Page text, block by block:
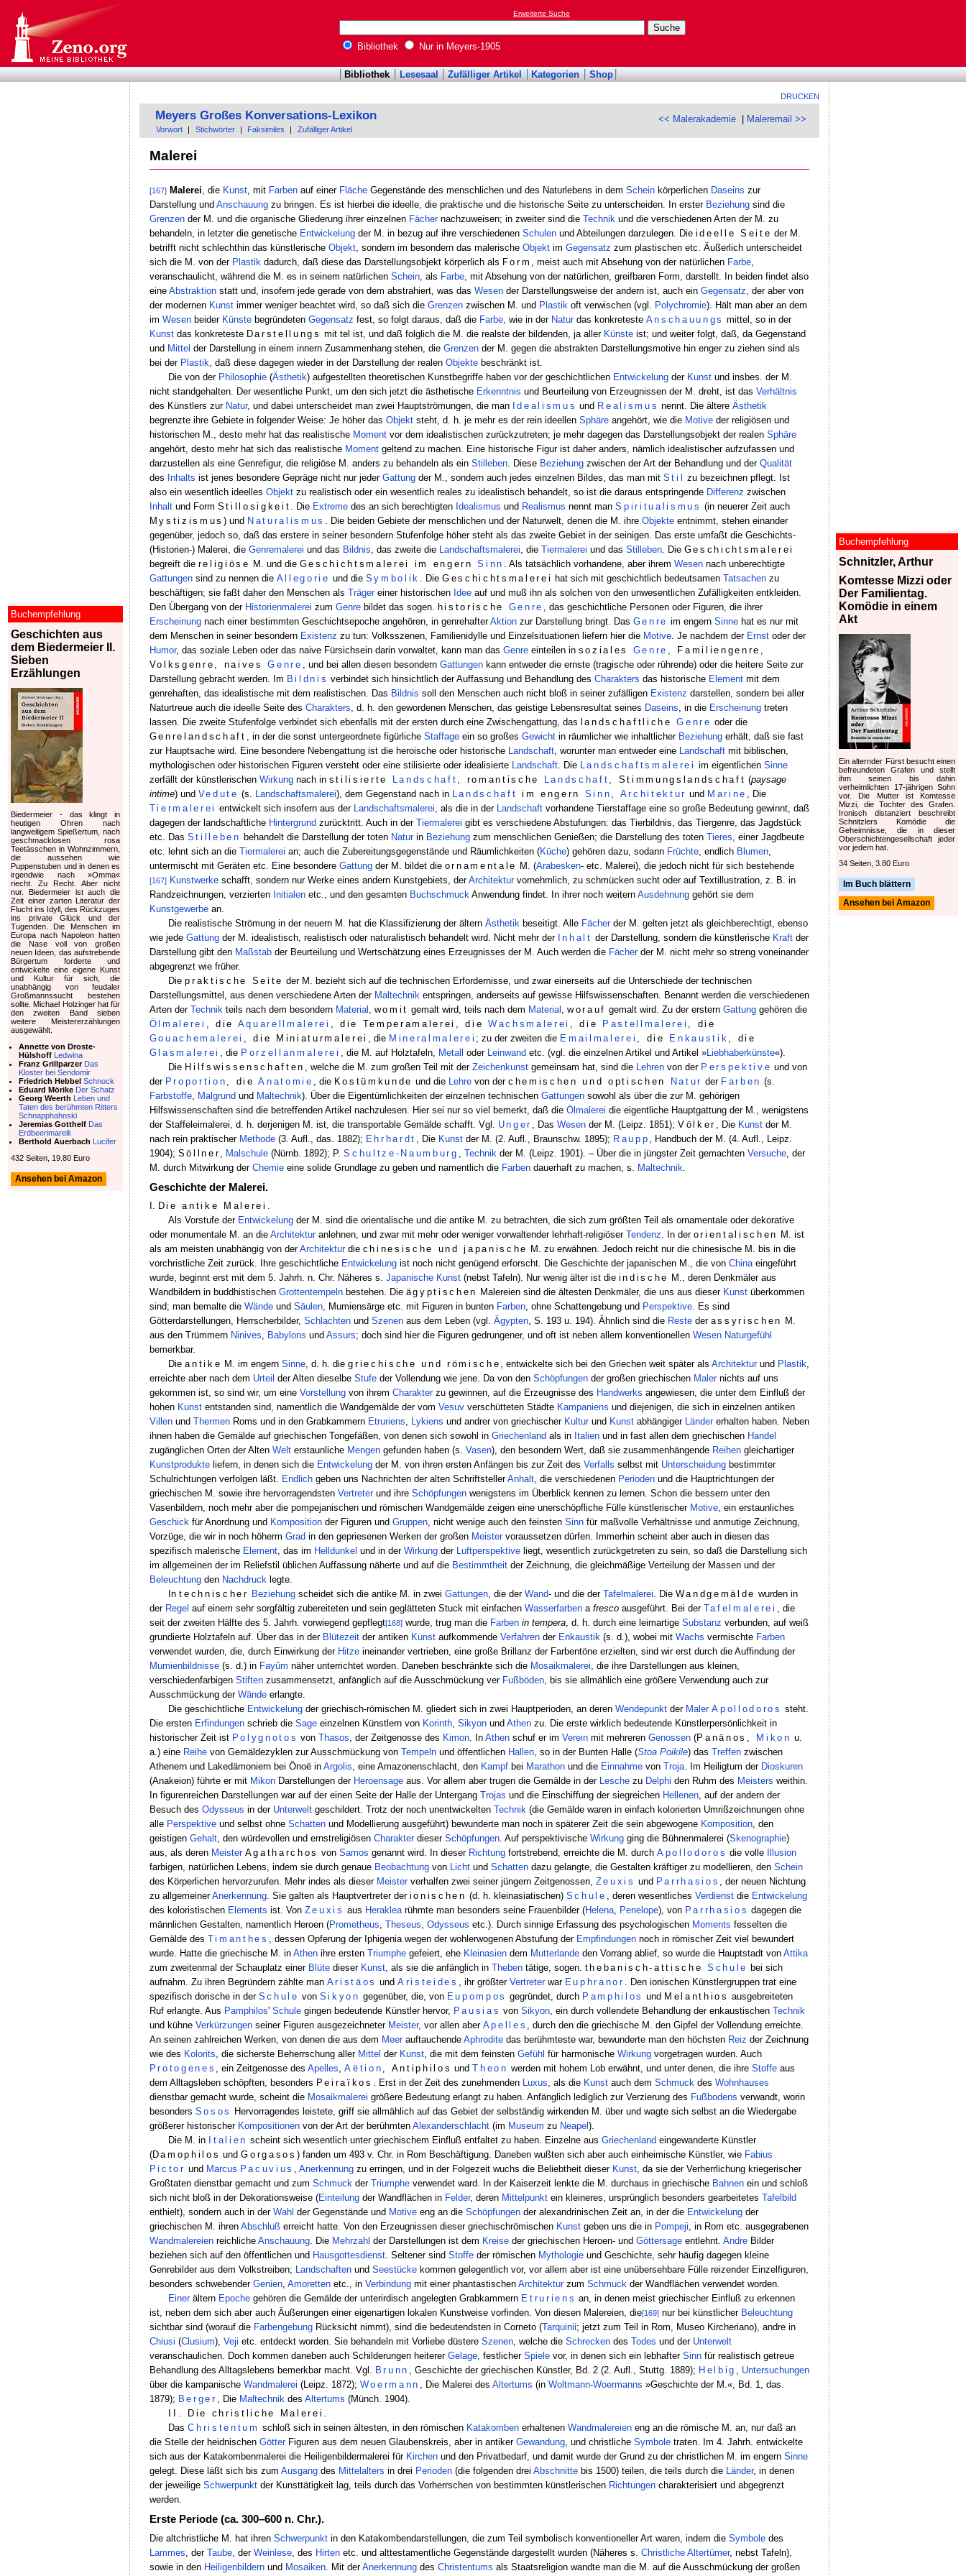
Erweiterte Suche
Bibliothek Nur in Meyers-1905
Bibliothek Lesesaal Zufälliger Artikel Kategorien Shop
DRUCKEN
<< Malerakademie Maleremail >>
Meyers Großes Konversations-Lexikon
Vorwort Stichwörter Faksimiles Zufälliger Artikel
Malerei
[167] Malerei , die Kunst, mit Farbenauf einer FlächeGegenstände des menschlichen und des Naturlebens in dem Scheinkörperlichen Daseins zur
Darstellung und Anschauungzu bringen. Es ist hierbei die ideelle, die praktische und die historische Seite zu unterscheiden. In erster Beziehungsind die
Grenzender M. und die organische Gliederung ihrer einzelnen Fächernachzuweisen; in zweiter sind die Technik und die verschiedenen Arten der M. zu
behandeln, in letzter die genetische Entwickelungder M. in bezug auf ihre verschiedenen Schulenund Abteilungen darzulegen. Die ideelle Seite der M.
betrifft nicht schlechthin das künstlerische Objekt, sondern im besondern das malerische Objektim Gegensatz zum plastischen etc. Äußerlich unterscheidet
sich die M. von der Plastik dadurch, daß diese das Darstellungsobjekt körperlich als Form , meist auch mit Absehung von der natürlichen Farbe
veranschaulicht, während die M. es in seinem natürlichen Schein, als Farbe, mit Absehung von der natürlichen, greifbaren Form, darstellt. In beiden findet also
eine Abstraktionstatt und, insofern jede gerade von dem abstrahiert, was das Wesender Darstellungsweise der andern ist, auch ein Gegensatz , der aber von
der modernen Kunstimmer weniger beachtet wird, so daß sich die Grenzenzwischen M. und Plastik oft verwischen (vgl. Polychromie). Hält man aber an dem
im Wesenbeider Künstebegründeten Gegensatz fest, so folgt daraus, daß die Farbe, wie in der Naturdas konkreteste Anschauungs mittel, so in der
Kunstdas konkreteste Darstellungs mit tel ist, und daß folglich die M. die realste der bildenden, ja aller Künsteist; und weiter folgt, daß, da Gegenstand
und Mittel der Darstellung in einem innern Zusammenhang stehen, die Grenzender M. gegen die abstrakten Darstellungsmotive hin enger zu ziehen sind als
bei der Plastik , daß diese dagegen wieder in der Darstellung der realen Objektebeschränkt ist.
Die von der Philosophie (Ästhetik) aufgestellten theoretischen Kunstbegriffe haben vor der geschichtlichen Entwickelung der Kunst und insbes. der M.
nicht standgehalten. Der wesentliche Punkt, um den sich jetzt die ästhetische Erkenntnis und Beurteilung von Erzeugnissen der M. dreht, ist das Verhältnis
des Künstlers zur Natur, und dabei unterscheidet man zwei Hauptströmungen, die man Idealismus und Realismus nennt. Die ältereÄsthetik
begrenzte ihre Gebiete in folgender Weise: Je höher das Objektsteht, d. h. je mehr es der rein ideellen Sphäreangehört, wie die Motiveder religiösen und
historischen M., desto mehr hat das realistische Momentvor dem idealistischen zurückzutreten; je mehr dagegen das Darstellungsobjekt der realen Sphäre
angehört, desto mehr hat sich das realistische Momentgeltend zu machen. Eine historische Figur ist daher anders, nämlich idealistischer aufzufassen und
darzustellen als eine Genrefigur, die religiöse M. anders zu behandeln als ein Stilleben. Diese Beziehungzwischen der Art der Behandlung und der Qualität
des Inhalts ist jenes besondere Gepräge nicht nur jeder Gattungder M., sondern auch jedes einzelnen Bildes, das man mit Stil
zu bezeichnen pflegt. Ist
also ein wesentlich ideelles Objektzu realistisch oder ein wesentlich reales zu idealistisch behandelt, so ist die daraus entspringende Differenz zwischen
Inhaltund Form Stillosigkeit . Die Extreme des an sich berechtigten Idealismus und Realismus nennt manSpiritualismus (in neuerer Zeit auch
Mystizismus ) und Naturalismus . Die beiden Gebiete der menschlichen und der Naturwelt, denen die M. ihre Objekte entnimmt, stehen einander
gegenüber, jedoch so, daß das erstere in seiner besondern Stufenfolge höher steht als das zweite Gebiet in der seinigen. Das erste umfaßt die Geschichts-
(Historien-) Malerei, die Genremalerei und das Bildnis , das zweite die Landschaftsmalerei , die Tiermalerei und das Stilleben. Die Geschichtsmalerei
begreift die religiöse M. und die Geschichtsmalerei im engernSinn . Als tatsächlich vorhandene, aber ihrem Wesen nach unberechtigte
Gattungensind zu nennen die Allegorie und die Symbolik . Die Geschichtsmalerei hat sich mit geschichtlich bedeutsamenTatsachen zu
beschäftigen; sie faßt daher den Menschen als Trägereiner historischen Ideeauf und muß ihn als solchen von den unwesentlichen Zufälligkeiten entkleiden.
Den Übergang von der Historienmalerei zum Genrebildet das sogen. historische Genre
, das geschichtliche Personen oder Figuren, die ihrer
Erscheinungnach einer bestimmten Geschichtsepoche angehören, in genrehafterAktionzur Darstellung bringt. Das Genre im engern Sinne hat es nur mit
dem Menschen in seiner besondern Existenz zu tun: Volksszenen, Familienidylle und Einzelsituationen liefern hier die Motive. Je nachdem der Ernstoder der
Humor, das soziale Leben oder das naive Fürsichsein darin vorwaltet, kann man das Genreeinteilen in soziales Genre
, Familiengenre,
Volksgenre, naivesGenre , und bei allen diesen besondern Gattungenkann entweder die ernste (tragische oder rührende) oder die heitere Seite zur
Darstellung gebracht werden. Im Bildnis verbindet sich hinsichtlich der Auffassung und Behandlung desCharakters das historische Element mit dem
genrehaften, das idealistische mit dem realistischen. Das Bildnis soll den Menschen auch nicht bloß in seiner zufälligen Existenz darstellen, sondern bei aller
Naturtreue auch die ideelle Seite des Charakters , d. h. den gewordenen Menschen, das geistige Lebensresultat seines Daseins , in die Erscheinungtreten
lassen. Die zweite Stufenfolge verbindet sich ebenfalls mit der ersten durch eine Zwischengattung, das
landschaftlicheGenre oder die
Genrelandschaft
, in der die sonst untergeordnete figürliche Staffageein so großes Gewichtin räumlicher wie inhaltlicher Beziehungerhält, daß sie fast
zur Hauptsache wird. Eine besondere Nebengattung ist die heroische oder historische
Landschaft, worunter man entweder eine Landschaftmit biblischen,
mythologischen oder historischen Figuren versteht oder eine stilisierte oder idealisierte
Landschaft. Die Landschaftsmalerei im eigentlichen Sinne
zerfällt der künstlerischen Wirkungnach in stilisierte Landschaft , romantische Landschaft , Stimmungslandschaft (paysage
intime) und Vedute (s. Landschaftsmalerei), dem Gegenstand nach in Landschaft im engern Sinn Architektur und Marine
, Die
Tiermalerei entwickelt sich insofern aus der Landschaftsmalerei , als die in der Landschaft vorhandene Tierstaffage eine so große Bedeutung gewinnt, daß
dagegen der landschaftliche Hintergrund zurücktritt. Auch in der Tiermalerei gibt es verschiedene Abstufungen: das Tierbildnis, das Tiergenre, das Jagdstück
etc. Das Stilleben behandelt die Darstellung der toten Naturin Beziehungzum menschlichen Genießen; die Darstellung des toten Tieres , einer Jagdbeute
etc. lehnt sich an die Tiermalerei an; auch die Zubereitungsgegenstände und Räumlichkeiten (Küche) gehören dazu, sodann Früchte, endlich Blumen,
untermischt mit Geräten etc. Eine besondere Gattungder M. bildet die ornamentale M. (Arabesken- etc. Malerei), die jedoch nicht für sich bestehende
[167] Kunstwerkeschafft, sondern nur Werke eines andern Kunstgebiets, derArchitekturvornehmlich, zu schmücken sucht oder auf Textillustration, z. B. in
Randzeichnungen, verzierten Initialenetc., und den gesamten Buchschmuck Anwendung findet. In ihrer noch weitern Ausdehnunggehört sie dem
Kunstgewerbean.
Die realistische Strömung in der neuern M. hat die Klassifizierung der älternÄsthetik beseitigt. Alle Fächerder M. gelten jetzt als gleichberechtigt, ebenso
wie jede Gattungder M. idealistisch, realistisch oder naturalistisch behandelt wird. Nicht mehr der Inhalt der Darstellung, sondern die künstlerische Kraftder
Darstellung gibt den Maßstabder Beurteilung und Wertschätzung eines Erzeugnisses der M. Auch werden die Fächerder M. nicht mehr so streng voneinander
abgegrenzt wie früher.
Diepraktische Seite der M. bezieht sich auf die technischen Erfordernisse, und zwar einerseits auf die Unterschiede der technischen
Darstellungsmittel, aus denen verschiedene Arten der Maltechnik entspringen, anderseits auf gewisse Hilfswissenschaften. Benannt werden die verschiedenen
Arten der Technik teils nach dem besondern Material womit gemalt wird, teils nach dem Material worauf gemalt wird. Zu der erstern Gattung gehören die
Ölmalerei
, die Aquarellmalerei , die Temperamalerei, die Wachsmalerei , die Pastellmalerei
, die
Gouachemalerei
, die Miniaturmalerei , die Mineralmalerei ; zu der zweiten die Emailmalerei , die Enkaustik
, die
Glasmalerei
, die Porzellanmalerei , die M. auf Holztafeln, Metall oder Leinwand etc. (vgl. die einzelnen Artikel und Artikel »Liebhaberkünste«).
Die Hilfswissenschaften , welche die M. zum großen Teil mit der Zeichenkunstgemeinsam hat, sind die Lehrenvon der Perspektive und von
der Proportion , dieAnatomie , die Kostümkunde und die Lehre von derchemischen und optischen Natur der Farben (s.
Farbstoffe, Malgrund und Maltechnik). Über die Eigentümlichkeiten der einzelnen technischen Gattungensowohl als über die zur M. gehörigen
Hilfswissenschaften sind die betreffenden Artikel nachzulesen. Hier sei nur so viel bemerkt, daß die Ölmalerei die eigentliche Hauptgattung der M., wenigstens
der Staffeleimalerei, d. h. derjenigen M. ist, die transportable Gemälde schafft. Vgl. Unger , Das Wesen der M. (Leipz. 1851); Völker , Die Kunst der M.
nach rein praktischer Methode(3. Aufl., das. 1882); Ehrhardt , Die Kunst der M. (2. Aufl., Braunschw. 1895); Raupp
, Handbuch der M. (4. Aufl., Leipz.
1904); Söllner Malschule (Nürnb. 1892); P.Schultze-Naumburg Technik der M. (Leipz. 1901). – Über die in jüngster Zeit gemachten Versuche, der
M. durch Mitwirkung der Chemieeine solide Grundlage zu geben und namentlich die Farbendauerhaft zu machen, s. Maltechnik
Geschichte der Malerei.
I. Die antike Malerei .
Als Vorstufe der Entwickelung der M. sind die orientalische und die antike M. zu betrachten, die sich zum größten Teil als ornamentale oder dekorative
oder monumentale M. an die Architekturanlehnen, und zwar mit mehr oder weniger vorwaltender lehrhaft-religiöser Tendenz. In der orientalischen M. ist
als am meisten unabhängig von derArchitekturdie chinesische und japanische M. zu erwähnen. Jedoch reicht nur die chinesische M. bis in die
vorchristliche Zeit zurück. Ihre geschichtliche Entwickelungist noch nicht genügend erforscht. Die Geschichte der japanischen M., die von Chinaeingeführt
wurde, beginnt erst mit dem 5. Jahrh. n. Chr. Näheres s. Japanische Kunst(nebst Tafeln). Nur wenig älter ist die indische M., deren Denkmäler aus
Wandbildern in buddhistischen Grottentempelnbestehen. Die ägyptischen Malereien sind die ältesten Denkmäler, die uns aus dieser Kunst überkommen
sind; man bemalte die Wändeund Säulen, Mumiensärge etc. mit Figuren in bunten Farben, ohne Schattengebung und Perspektive. Es sind
Götterdarstellungen, Herrscherbilder, Schlachtenund Szenenaus dem Leben (vgl. Ägypten, S. 193 u. 194). Ähnlich sind die Resteder assyrischen M.
aus den Trümmern Ninives, Babylons und Assurs; doch sind hier die Figuren gedrungener, und oft ist neben allem konventionellen Wesen Naturgefühl
bemerkbar.
Dieantike M. im engernSinne, d. h. diegriechische und römische , entwickelte sich bei den Griechen weit später alsArchitekturund Plastik,
erreichte aber nach dem Urteil der Alten dieselbe Stufeder Vollendung wie jene. Da von den Schöpfungender großen griechischen Malernichts auf uns
gekommen ist, so sind wir, um eine Vorstellungvon ihrem Charakterzu gewinnen, auf die Erzeugnisse des Handwerks angewiesen, die unter dem Einfluß der
hohen Kunstentstanden sind, namentlich die Wandgemälde der vom Vesuvverschütteten Städte Kampaniens und diejenigen, die sich in einzelnen antiken
Villenund ThermenRoms und in den Grabkammern Etruriens, Lykiens und andrer von griechischer Kulturund Kunstabhängiger Ländererhalten haben. Neben
ihnen haben die Gemälde auf griechischen Tongefäßen, von denen sich sowohl in Griechenland als in Italienund in fast allen dem griechischen Handel
zugänglichen Orten der Alten Welterstaunliche Mengengefunden haben (s. Vasen), den besondern Wert, daß sie zusammenhängende Reihengleichartiger
Kunstprodukteliefern, in denen sich die Entwickelungder M. von ihren ersten Anfängen bis zur Zeit des Verfalls selbst mit Unterscheidungbestimmter
Schulrichtungen verfolgen läßt. Endlichgeben uns Nachrichten der alten SchriftstellerAnhalt, die verschiedenen Periodenund die Hauptrichtungen der
griechischen M. sowie ihre hervorragendsten Vertreterund ihre Schöpfungenwenigstens im Überblick kennen zu lernen. Schon die bessern unter den
Vasenbildern, noch mehr aber die pompejanischen und römischen Wandgemälde zeigen eine unerschöpfliche Fülle künstlerischer Motive, ein erstaunliches
Geschickfür Anordnung und Kompositionder Figuren und Gruppen, nicht wenige auch den feinsten Sinnfür maßvolle Verhältnisse und anmutige Zeichnung,
Vorzüge, die wir in noch höherm Grad in den gepriesenen Werken der großen Meistervoraussetzen dürfen. Immerhin scheint aber auch in diesen das
spezifisch malerische Element, das im Helldunkel und in der Wirkungder Luftperspektiveliegt, wesentlich zurückgetreten zu sein, so daß die Darstellung sich
im allgemeinen der im Reliefstil üblichen Auffassung näherte und auf die Bestimmtheitder Zeichnung, die gleichmäßige Verteilung der Massen und der
Beleuchtungden Nachdrucklegte.
Intechnischer Beziehungscheidet sich die antike M. in zwei Gattungen, die der Wand- und die der Tafelmalerei. Die Wandgemälde wurden in
der Regel auf einem sehr sorgfältig zubereiteten und sein geglätteten Stuck mit einfachen Wasserfarbena frescoausgeführt. Bei der Tafelmalerei , die
seit der zweiten Hälfte des 5. Jahrh. vorwiegend gepflegt[168]wurde, trug man die Farben in tempera, d. h. durch eine leimartige Substanz verbunden, auf weiß
grundierte Holztafeln auf. Über das in der Blütezeitder antiken Kunstaufkommende Verfahrender Enkaustik(s. d.), wobei mit Wachs vermischte Farben
verwendet wurden, die, durch Einwirkung der Hitzeineinander vertrieben, eine große Brillanz der Farbentöne erzielten, sind wir erst durch die Auffindung der
Mumienbildnisse(s. d.) in Fayûm näher unterrichtet worden. Daneben beschränkte sich die Mosaikmalerei, die ihre Darstellungen aus kleinen,
verschiedenfarbigen Stiftenzusammensetzt, anfänglich auf die Ausschmückung ver Fußböden, bis sie allmählich eine größere Verwendung auch zur
Ausschmückung der Wändeerlangte.
Die geschichtliche Entwickelung der griechisch-römischen M. gliedert sich in zwei Hauptperioden, an derenWendepunkt der Maler Apollodoros steht.
Die ersten Erfindungenschrieb die Sageeinzelnen Künstlern von Korinth, Sikyonund Athenzu. Die erste wirklich bedeutende Künstlerpersönlichkeit in
historischer Zeit ist Polygnotos vonThasos, der Zeitgenosse des Kimon. InAthen schuf er imVerein mit mehrerenGenossen (Panänos, Mikon u.
a.) eine Reihevon Gemäldezyklen zur Ausschmückung von Tempelnund öffentlichen Hallen, so in der Bunten Halle (Stoa Poikile) das Treffenzwischen
Athenern und Lakedämoniern bei Önoë in Argolis, eine Amazonenschlacht, den Kampfbei Marathonund die Einnahmevon Troja. Im Heiligtum der Dioskuren
(Anakeion) führte er mit MikonDarstellungen der Heroensageaus. Vor allem aber trugen die Gemälde in der Leschezu Delphi den Ruhm des Meisters weithin.
In figurenreichen Darstellungen war auf der einen Seite der Halle der Untergang Trojas und die Einschiffung der siegreichen Hellenen, auf der andern der
Besuch des Odysseus in der Unterweltgeschildert. Trotz der noch unentwickelten Technik(die Gemälde waren in einfach kolorierten Umrißzeichnungen ohne
alle Perspektiveund selbst ohne Schattenund Modellierung ausgeführt) bewunderte man noch in späterer Zeit die sein abgewogene Komposition, den
geistigen Gehalt, den würdevollen und ernstreligiösen Charakterdieser Schöpfungen. Auf perspektivische Wirkungging die Bühnenmalerei (Skenographie)
aus, als deren Meister Agatharchos von Samos genannt wird. In dieser Richtung fortstrebend, erreichte die M. durch Apollodoros die volle
Illusion
farbigen, natürlichen Lebens, indem sie durch genaue Beobachtungvon Lichtund Schattendazu gelangte, die Gestalten kräftiger zu modellieren, den Schein
des Körperlichen hervorzurufen. Mehr indes als dieser Meisterverhalfen zwei seiner jüngern Zeitgenossen, Zeuxis und Parrhasios , der neuen Nichtung
zu allgemeinerAnerkennung. Sie galten als Hauptvertreter der ionischen (d. h. kleinasiatischen) Schule , deren wesentliches Verdienstdie Entwickelung
des koloristischen Elements ist. Von Zeuxis aus Heraklearühmte man besonders seine Frauenbilder (Helena, Penelope), von Parrhasios dagegen die
männlichen Gestalten, namentlich Heroen (Prometheus, Theseus, Odysseus etc.). Durch sinnige Erfassung des psychologischen Moments fesselten die
Gemälde des Timanthes , dessen Opferung der Iphigenia wegen der wohlerwogenen Abstufung der Empfindungennoch in römischer Zeit viel bewundert
wurde. Hatte die griechische M. in Athenihre ersten Triumphegefeiert, ehe Kleinasiendem Mutterlandeden Vorrang ablief, so wurde die Hauptstadt von Attika
zum zweitenmal der Schauplatz einer Blütedieser Kunst, als sie die anfänglich in Thebentätige, sogen. thebanisch-attische Schule bei sich
aufnahm. Zu ihren Begründern zählte man Aristäos und Aristeides , ihr größter Vertreterwar Euphranor . Den ionischen Künstlergruppen trat eine
spezifisch dorische in der Schule von Sikyon gegenüber, die, von Eupompos gegründet, durch Pamphilos und Melanthios ausgebreiteten
Ruf erlangte. Aus Pamphilos' Schulegingen bedeutende Künstler hervor, Pausias vonSikyon, ein durch vollendete Behandlung der enkaustischenTechnik
und kühne Verkürzungenseiner Figuren ausgezeichneter Meister, vor allen aber Apelles , durch den die griechische M. den Gipfel der Vollendung erreichte.
An seinen zahlreichen Werken, von denen die aus dem Meerauftauchende Aphroditedas berühmteste war, bewunderte man den höchsten Reiz der Zeichnung
wie des Kolorits, die sicherste Beherrschung aller Mittel der Kunst, die mit dem feinsten Gefühl für harmonische Wirkungvorgetragen wurden. Auch
Protogenes , ein Zeitgenosse desApelles,Aëtion , Antiphilos undTheon werden mit hohem Lob erwähnt, und unter denen, die ihre Stoffeaus
dem Alltagsleben schöpften, besonders Peiraïkos . Erst in der Zeit des zunehmenden Luxus, als die Kunstauch dem Schmuckdes Wohnhauses
dienstbar gemacht wurde, scheint die Mosaikmalerei größere Bedeutung erlangt zu haben. Anfänglich lediglich zur Verzierung des Fußbodens verwandt, worin
besonders Sosos
Hervorragendes leistete, griff sie allmählich auf das Gebiet der selbständig wirkenden M. über und wagte sich selbst an die Wiedergabe
größerer historischer Kompositionenvon der Art der berühmten Alexanderschlacht(im Museum zu Neapel ).
Die M. in
Italien scheint sich wesentlich unter griechischem Einfluß entfaltet zu haben. Einzelne aus Griechenland eingewanderte Künstler
(Damophilos undGorgasos ) fanden um 493 v. Chr. in Rom Beschäftigung. Daneben wußten sich aber auch einheimische Künstler, wie Fabius
Pictor und Marcus Pacuvius , Anerkennung zu erringen, und in der Folgezeit wuchs die Beliebtheit dieser Kunst, da sie der Verherrlichung kriegerischer
Großtaten dienstbar gemacht und zum Schmuckder Triumpheverwendet ward. In der Kaiserzeit lenkte die M. durchaus in griechische Bahnenein und schloß
sich nicht bloß in der Dekorationsweise (Einteilungder Wandflächen in Felder, deren Mittelpunktein kleineres, ursprünglich besonders gearbeitetes Tafelbild
enthielt), sondern auch in der Wahl der Gegenstände und Motiveeng an die Schöpfungender alexandrinischen Zeit an, in der die Entwickelungder
griechischen M. ihren Abschlußerreicht hatte. Von den Erzeugnissen dieser griechischrömischen Kunstgeben uns die in Pompeji, in Rom etc. ausgegrabenen
Wandmalereienreichliche Anschauung. Die Mehrzahl der Darstellungen ist dem Kreiseder griechischen Heroen- und Göttersageentlehnt. AndreBilder
beziehen sich auf den öffentlichen und Hausgottesdienst. Seltener sind Stoffeder römischen Mythologieund Geschichte, sehr häufig dagegen kleine
Genrebilder aus dem Volkstreiben; Landschaftenund Seestückekommen gelegentlich vor, vor allem aber ist eine unübersehbare Fülle reizender Einzelfiguren,
besonders schwebender Genien, Amorettenetc., in Verbindungmit einer phantastischen Architekturzum Schmuckder Wandflächen verwendet worden.
Einerältern Epoche gehören die Gemälde der unterirdisch angelegten Grabkammern Etruriens an, in denen meist griechischer Einfluß zu erkennen
ist, neben dem sich aber auch Äußerungen einer eigenartigen lokalen Kunstweise vorfinden. Von diesen Malereien, die[169]nur bei künstlicher Beleuchtung
sichtbar sind (worauf die FarbengebungRücksicht nimmt), sind die bedeutendsten in Corneto (Tarquinii; jetzt zum Teil in Rom, Museo Kircheriano), andre in
Chiusi (Clusium), Veji etc. entdeckt worden. Sie behandeln mit Vorliebe düstere Szenen, welche die Schreckendes Todes und der Unterwelt
veranschaulichen. Doch kommen daneben auch Schilderungen heiterer Gelage, festlicher Spielevor, in denen sich ein lebhafter Sinnfür realistisch getreue
Behandlung des Alltagslebens bemerkbar macht. Vgl. Brunn , Geschichte der griechischen Künstler, Bd. 2 (2. Aufl., Stuttg. 1889); Helbig , Untersuchungen
über die kampanische Wandmalerei (Leipz. 1872); Woermann , Die Malerei des Altertums (in Woltmann-Woermanns »Geschichte der M.«, Bd. 1, das.
1879); Berger , Die Maltechnikdes Altertums (Münch. 1904).
II. Die christliche Malerei .
DasChristentum schloß sich in seinen ältesten, in den römischen Katakombenerhaltenen Wandmalereieneng an die römische M. an, nur daß an
die Stelle der heidnischen GötterFiguren aus dem neuen Glaubenskreis, aber in antiker Gewandung, und christliche Symboletraten. Im 4. Jahrh. entwickelte
sich aus der Katakombenmalerei die Heiligenbildermalerei für Kirchenund den Privatbedarf, und damit wurde der Grund zu der christlichen M. im engern Sinne
gelegt. Diese läßt sich bis zum Ausgangdes Mittelalters in drei Perioden(die folgenden drei Abschnittebis 1500) teilen, die teils durch die Länder, in denen
der jeweilige Schwerpunktder Kunsttätigkeit lag, teils durch das Vorherrschen von bestimmten künstlerischen Richtungencharakterisiert und abgegrenzt
werden.
Erste Periode (ca. 300–600 n. Chr.).
Die altchristliche M. hat ihren Schwerpunktin den Katakombendarstellungen, die zum Teil symbolisch konventioneller Art waren, indem die Symboledes
Lammes, der Taube, der Weinlese, des Hirtenetc. und alttestamentliche Gegenstände dargestellt wurden (Näheres s. Christliche Altertümer, nebst Tafeln),
sowie in den Heiligenbildernund Mosaiken. Mit derAnerkennungdes Christentums als Staatsreligion wandte man die M. auf die Ausschmückung der großen
Buchempfehlung
Schnitzler, Arthur
Komtesse Mizzi oder
Der Familientag.
Komödie in einem
Akt
Ein alternder Fürst besucht einen
befreundeten Grafen und stellt
ihm seinen bis dahin
verheimlichten 17-jährigen Sohn
vor. Die Mutter ist Komtesse
Mizzi, die Tochter des Grafen.
Ironisch distanziert beschreibt
Schnitzlers Komödie die
Geheimnisse, die in dieser
Oberschichtengesellschaft jeder
vor jedem hat.
34 Seiten, 3.80 Euro
Im Buch blättern
Ansehen bei Amazon
Buchempfehlung
Geschichten aus
dem Biedermeier II.
Sieben
Erzählungen
Biedermeier - das klingt in
heutigen Ohren nach
langweiligem Spießertum, nach
geschmacklosen rosa
Teetässchen in Wohnzimmern,
die aussehen wie
Puppenstuben und in denen es
irgendwie nach »Omma«
riecht. Zu Recht. Aber nicht
nur. Biedermeier ist auch die
Zeit einer zarten Literatur der
Flucht ins Idyll, des Rückzuges
ins private Glück und der
Tugenden. Die Menschen im
Europa nach Napoleon hatten
die Nase voll von großen
neuen Ideen, das aufstrebende
Bürgertum forderte und
entwickelte eine eigene Kunst
und Kultur für sich, die
unabhängig von feudaler
Großmannssucht bestehen
sollte. Michael Holzinger hat für
den zweiten Band sieben
weitere Meistererzählungen
ausgewählt.
Annette von Droste-
Hülshoff Ledwina
Franz Grillparzer Das
Kloster bei Sendomir
Friedrich Hebbel Schnock
Eduard Mörike Der Schatz
Georg Weerth Leben und
Taten des berühmten Ritters
Schnapphahnski
Jeremias Gotthelf Das
Erdbeerimareili
Berthold Auerbach Lucifer
432 Seiten, 19.80 Euro
Ansehen bei Amazon